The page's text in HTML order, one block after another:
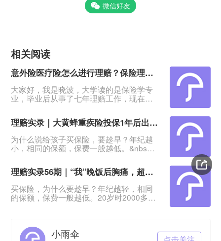
微信好友
相关阅读
意外险医疗险怎么进行理赔？保险理赔时间有限制吗？
大家好，我是晓波，大学读的是保险学专
业，毕业后从事了七年理赔工作，现在是
给我看了留言，发现大家都对理赔老师的
工作感兴趣，所以今天我就来给大家揭秘
一下！因为小雨伞是保险经纪公司，所以
在小雨伞当理赔老师，既要面对客户，又
要对接保险公司，充当一个纽带的作用。
拿给你的人！我的工作总的来说，就是围
理赔实录｜大黄蜂重疾险投保1年后出险！1587.09保费，45万元赔付
为什么说给孩子买保险，要趁早？年纪越
小，相同的保额，保费一般越低。&nbsp;
录。小雨伞大黄蜂少儿重疾系列真实案例
产品名称: 小雨伞大黄蜂少儿重疾险3号
Plus保司名称: 横琴人寿被保险人: 覃宝
宝，1岁9个月投保时间: 2021-01-28已缴
保费1587.09出险原因:婴儿型脊髓性肌萎
理赔实录56期｜“我”晚饭后胸痛，超级玛丽赔11.25万元
买保险，为什么要趁早？年纪越轻，相同
的保额，保费一般越低。20岁时2000多保
保险大概率是不会理赔的，纯属“浪费钱”。
小雨伞